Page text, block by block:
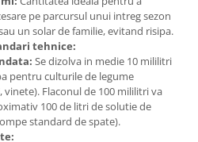
pe parcursul unui intreg sezon
un solar de familie, evitand risipa.
tehnice:
Se dizolva in medie 10 mililitri
pentru culturile de legume
Flaconul de 100 mililitri va
100 de litri de solutie de
standard de spate).